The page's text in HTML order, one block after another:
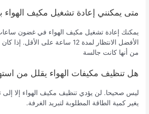
متى يمكنني إعادة تشغيل مكيف الهواء
يمكنك إعادة تشغيل مكيف الهواء في غضون
الأفضل الانتظار لمدة 12 ساعة على
من أنها كانت جالسة
هل تنظيف مكيفات الهواء يقلل من
ليس صحيحا. لن يؤدي تنظيف مكيف الهواء إلا إلى
يغير كمية الطاقة المطلوبة لتبريد الغرفة.